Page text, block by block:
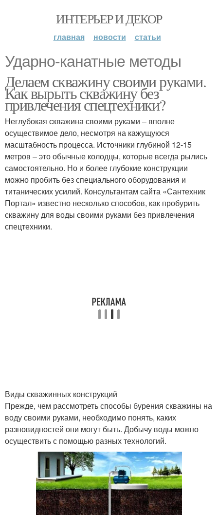
ИНТЕРЬЕР И ДЕКОР
главная новости статьи
Ударно-канатные методы
Делаем скважину своими руками.
Как вырыть скважину без
привлечения спецтехники?
Неглубокая скважина своими руками – вполне
осуществимое дело, несмотря на кажущуюся
масштабность процесса. Источники глубиной 12-15
метров – это обычные колодцы, которые всегда рылись
самостоятельно. Но и более глубокие конструкции
можно пробить без специального оборудования и
титанических усилий. Консультантам сайта «Сантехник
Портал» известно несколько способов, как пробурить
скважину для воды своими руками без привлечения
спецтехники.
Виды скважинных конструкций
Прежде, чем рассмотреть способы бурения скважины на
воду своими руками, необходимо понять, каких
разновидностей они могут быть. Добычу воды можно
осуществить с помощью разных технологий.